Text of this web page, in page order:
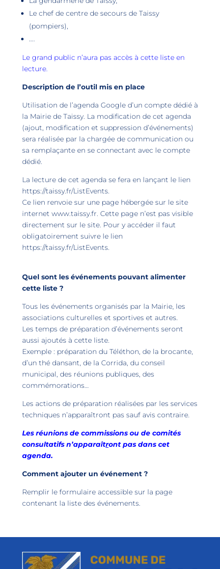
Le chef de centre de secours de Taissy
(pompiers),
….
Le grand public n’aura pas accès à cette liste en
lecture.
Description de l’outil mis en place
Utilisation de l’agenda Google d’un compte dédié à
la Mairie de Taissy. La modification de cet agenda
(ajout, modification et suppression d’événements)
sera réalisée par la chargée de communication ou
sa remplaçante en se connectant avec le compte
dédié.
La lecture de cet agenda se fera en lançant le lien
https://taissy.fr/ListEvents.
Ce lien renvoie sur une page hébergée sur le site
internet www.taissy.fr. Cette page n’est pas visible
directement sur le site. Pour y accéder il faut
obligatoirement suivre le lien
https://taissy.fr/ListEvents.
Quel sont les événements pouvant alimenter
cette liste ?
Tous les événements organisés par la Mairie, les
associations culturelles et sportives et autres.
Les temps de préparation d’événements seront
aussi ajoutés à cette liste.
Exemple : préparation du Téléthon, de la brocante,
d’un thé dansant, de la Corrida, du conseil
municipal, des réunions publiques, des
commémorations…
Les actions de préparation réalisées par les services
techniques n’apparaîtront pas sauf avis contraire.
Les réunions de commissions ou de comités
consultatifs n’apparaîtront pas dans cet
agenda.
Comment ajouter un événement ?
Remplir le formulaire accessible sur la page
contenant la liste des événements.